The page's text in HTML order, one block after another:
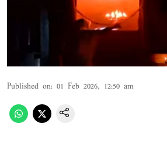
Published on: 01 Feb 2026, 12:50 am